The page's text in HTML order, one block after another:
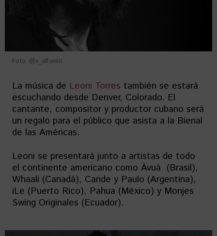
Foto: @x_alfonso
La música de Leoni Torres también se estará
escuchando desde Denver, Colorado. El
cantante, compositor y productor cubano será
un regalo para el público que asista a la Bienal
de las Américas.
Leoni se presentará junto a artistas de todo
el continente americano como Àvuà (Brasil),
Whaali (Canadá), Cande y Paulo (Argentina),
iLe (Puerto Rico), Pahua (México) y Monjes
Swing Originales (Ecuador).